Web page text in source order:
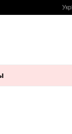
Укр